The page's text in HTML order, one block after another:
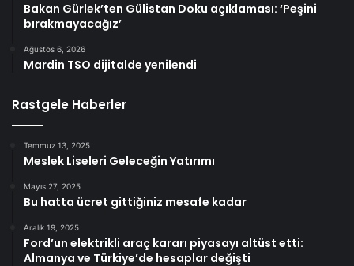
Bakan Gürlek’ten Gülistan Doku açıklaması: ‘Peşini
bırakmayacağız’
Ağustos 6, 2026
Mardin TSO dijitalde yenilendi
Rastgele Haberler
Temmuz 13, 2025
Meslek Liseleri Geleceğin Yatırımı
Mayıs 27, 2025
Bu hatta ücret gittiğiniz mesafe kadar
Aralık 19, 2025
Ford’un elektrikli araç kararı piyasayı altüst etti:
Almanya ve Türkiye’de hesaplar değişti